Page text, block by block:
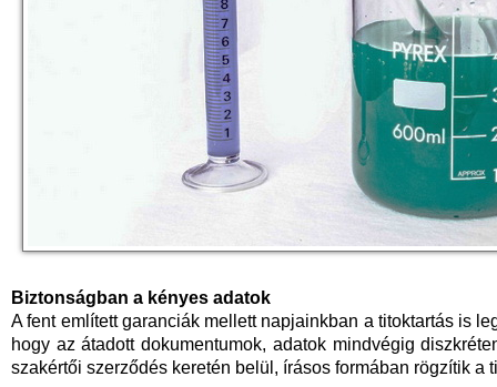
Biztonságban a kényes adatok
A fent említett garanciák mellett napjainkban a titoktartás is
hogy az átadott dokumentumok, adatok mindvégig
szakértői szerződés keretén belül, írásos formában rögzítik a